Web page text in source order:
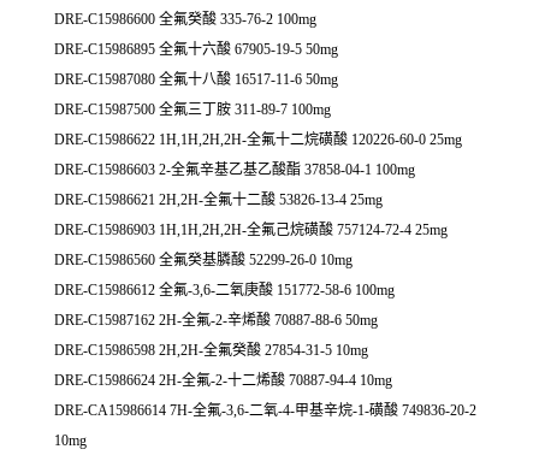
DRE-C15986600 全氟癸酸 335-76-2 100mg
DRE-C15986895 全氟十六酸 67905-19-5 50mg
DRE-C15987080 全氟十八酸 16517-11-6 50mg
DRE-C15987500 全氟三丁胺 311-89-7 100mg
DRE-C15986622 1H,1H,2H,2H-全氟十二烷磺酸 120226-60-0 25mg
DRE-C15986603 2-全氟辛基乙基乙酸酯 37858-04-1 100mg
DRE-C15986621 2H,2H-全氟十二酸 53826-13-4 25mg
DRE-C15986903 1H,1H,2H,2H-全氟己烷磺酸 757124-72-4 25mg
DRE-C15986560 全氟癸基膦酸 52299-26-0 10mg
DRE-C15986612 全氟-3,6-二氧庚酸 151772-58-6 100mg
DRE-C15987162 2H-全氟-2-辛烯酸 70887-88-6 50mg
DRE-C15986598 2H,2H-全氟癸酸 27854-31-5 10mg
DRE-C15986624 2H-全氟-2-十二烯酸 70887-94-4 10mg
DRE-CA15986614 7H-全氟-3,6-二氧-4-甲基辛烷-1-磺酸 749836-20-2
10mg